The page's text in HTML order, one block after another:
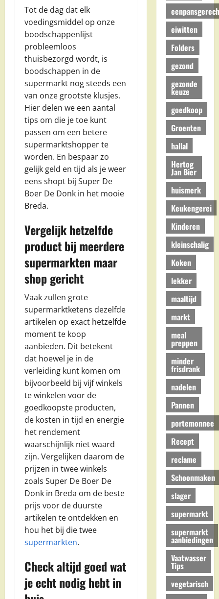
Tot de dag dat elk
voedingsmiddel op onze
boodschappenlijst
probleemloos
thuisbezorgd wordt, is
boodschappen in de
supermarkt nog steeds een
van onze grootste klusjes.
Hier delen we een aantal
tips om die je toe kunt
passen om een betere
supermarktshopper te
worden. En bespaar zo
gelijk geld en tijd als je weer
eens shopt bij Super De
Boer De Donk in het mooie
Breda.
Vergelijk hetzelfde
product bij meerdere
supermarkten maar
shop gericht
Vaak zullen grote
supermarktketens dezelfde
artikelen op exact hetzelfde
moment te koop
aanbieden. Dit betekent
dat hoewel je in de
verleiding kunt komen om
bijvoorbeeld bij vijf winkels
te winkelen voor de
goedkoopste producten,
de kosten in tijd en energie
het rendement
waarschijnlijk niet waard
zijn. Vergelijken daarom de
prijzen in twee winkels
zoals Super De Boer De
Donk in Breda om de beste
prijs voor de duurste
artikelen te ontdekken en
hou het bij die twee
supermarkten.
Check altijd goed wat
je echt nodig hebt in
eiwitten
Folders
gezond
gezonde
keuze
goedkoop
Groenten
hallal
Hertog
Jan Bier
huismerk
Keukengerei
Kinderen
kleinschalig
Koken
lekker
maaltijd
markt
meal
preppen
minder
frisdrank
nadelen
Pannen
portemonnee
Recept
reclame
Schoonmaken
slager
supermarkt
supermarkt
aanbiedingen
Vaatwasser
Tips
vegetarisch